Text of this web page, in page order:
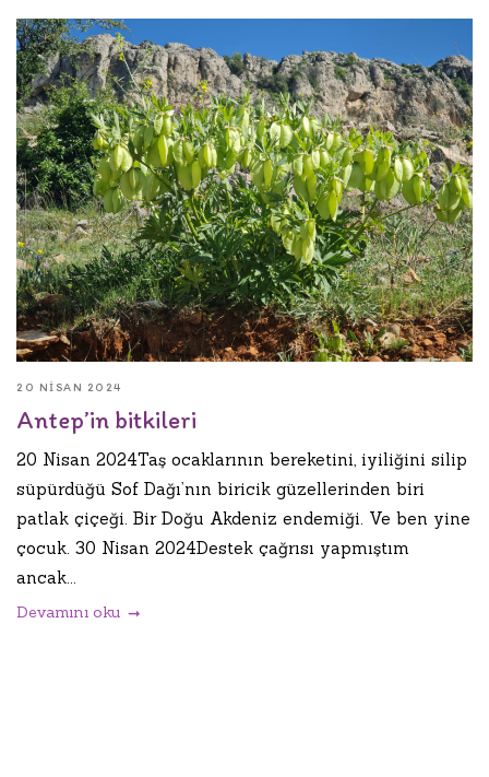
20 NISAN 2024
Antep’in bitkileri
20 Nisan 2024Taş ocaklarının bereketini, iyiliğini silip
süpürdüğü Sof Dağı’nın biricik güzellerinden biri
patlak çiçeği. Bir Doğu Akdeniz endemiği. Ve ben yine
çocuk. 30 Nisan 2024Destek çağrısı yapmıştım
ancak...
Devamını oku